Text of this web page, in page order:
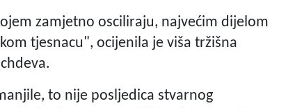
zamjetno osciliraju, najvećim dijelom
tjesnacu", ocijenila je viša tržišna
to nije posljedica stvarnog